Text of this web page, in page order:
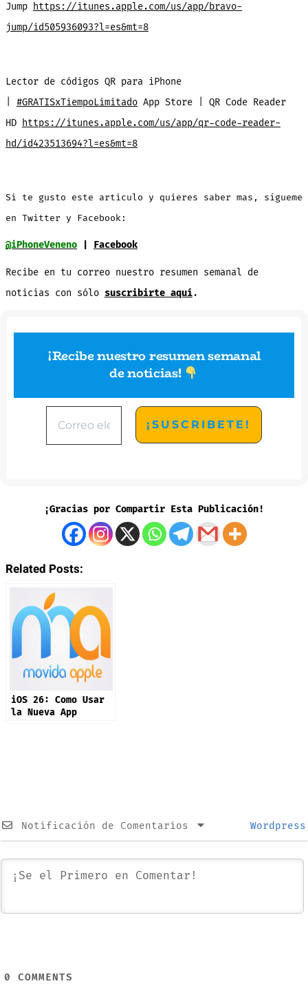
Jump https://itunes.apple.com/us/app/bravo-
jump/id505936093?l=es&mt=8
Lector de códigos QR para iPhone
#GRATISxTiempoLimitadoApp Store | QR Code Reader
HD https://itunes.apple.com/us/app/qr-code-reader-
hd/id423513694?l=es&mt=8
Si te gusto este articulo y quieres saber mas, sígueme
en Twitter y Facebook:
@iPhoneVeneno| Facebook
Recibe en tu correo nuestro resumen semanal de
noticias con sólo suscribirte aquí.
¡Recibe nuestro resumen semanal
de noticias!
¡Gracias por Compartir Esta Publicación!
Related Posts:
iOS 26: Como Usar
la Nueva App
Notificación de Comentarios Wordpress
0 COMMENTS